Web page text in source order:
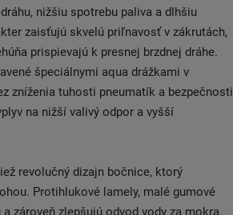
nižšiu spotrebu paliva a dlhšiu
zaisťujú skvelú priľnavosť v zákrutách,
prispievajú k presnej brzdnej dráhe.
špeciálnymi aqua drážkami v
zníženia tuhosti pneumatík a bezpečnosti
na nižší valivý odpor a vyšší
revolučný dizajn bočnice, ktorý
Protihlukové lamely, malé gumové
zároveň zlepšujú odvod vody za mokra.